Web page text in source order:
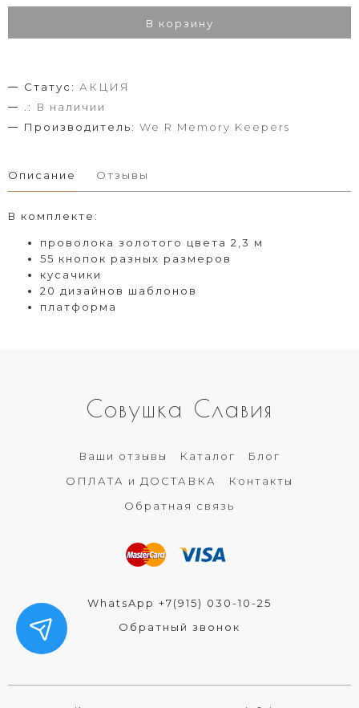
В корзину
Статус: АКЦИЯ
.:
В наличии
Производитель: We R Memory Keepers
Описание Отзывы
В комплекте:
проволока золотого цвета 2,3 м
55 кнопок разных размеров
кусачики
20 дизайнов шаблонов
платформа
Совушка Славия
Ваши отзывы Каталог
Блог
ОПЛАТА и ДОСТАВКА
Контакты
Обратная связь
WhatsApp +7(915) 030-10-25
Обратный звонок